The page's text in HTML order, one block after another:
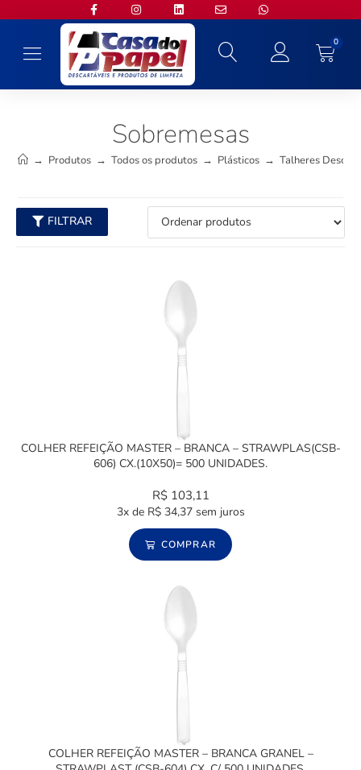
0
Sobremesas
→ Produtos → Todos os produtos → Plásticos → Talheres
FILTRAR
COLHER REFEIÇÃO MASTER – BRANCA – STRAWPLAS(CSB-
606) CX.(10X50)= 500 UNIDADES.
R$103,11
3x de R$34,37sem juros
COMPRAR
COLHER REFEIÇÃO MASTER – BRANCA GRANEL –